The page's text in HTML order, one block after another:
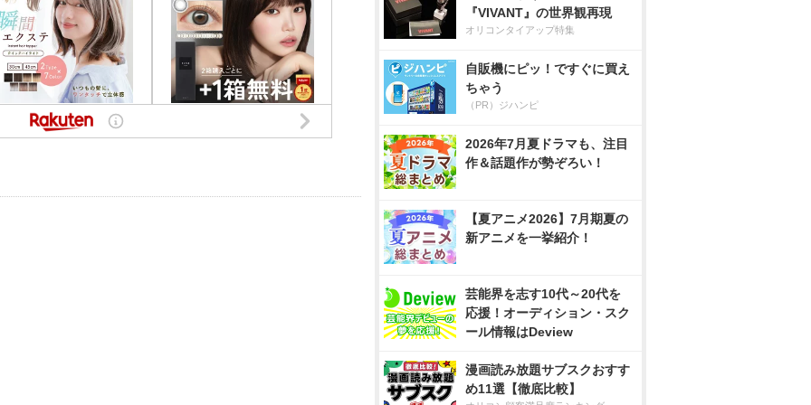
『VIVANT』の世界観再現
オリコンタイアップ特集
自販機にピッ！ですぐに買え
ちゃう
（PR）ジハンピ
2026年7月夏ドラマも、注目
作＆話題作が勢ぞろい！
【夏アニメ2026】7月期夏の
新アニメを一挙紹介！
芸能界を志す10代～20代を
応援！オーディション・スク
ール情報はDeview
漫画読み放題サブスクおすす
め11選【徹底比較】